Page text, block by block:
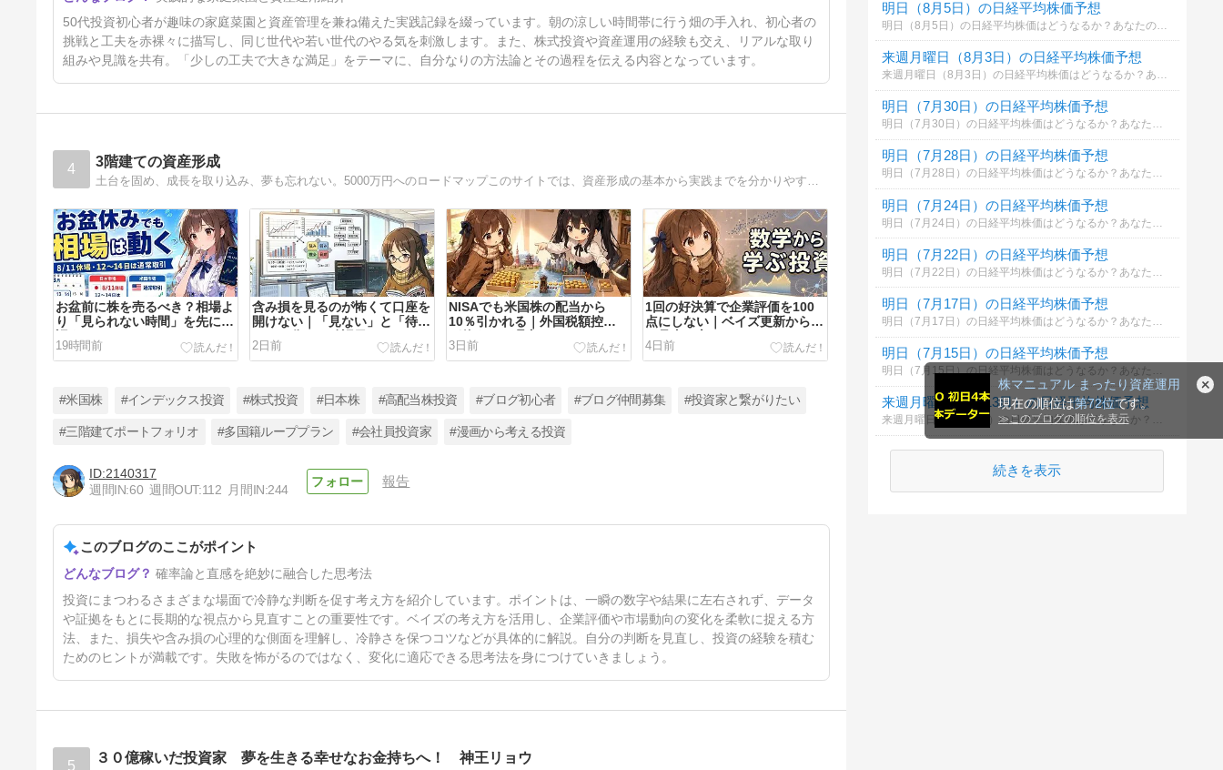
株マニュアル まったり資産運用
現在の順位は第72位です。
≫このブログの順位を表示
50代投資初心者が趣味の家庭菜園と資産管理を兼ね備えた実践記録を綴っています。朝の涼しい時間帯に行う畑の手入れ、初心者の
挑戦と工夫を赤裸々に描写し、同じ世代や若い世代のやる気を刺激します。また、株式投資や資産運用の経験も交え、リアルな取り
組みや見識を共有。「少しの工夫で大きな満足」をテーマに、自分なりの方法論とその過程を伝える内容となっています。
4 3階建ての資産形成
お盆前に株を売るべき？相場よ
り「見られない時間」を先に確
認する
19時間前
含み損を見るのが怖くて口座を
開けない｜「見ない」と「待
つ」を分ける確認日
2日前
NISAでも米国株の配当から
10％引かれる｜外国税額控除
が使えない理由
3日前
1回の好決算で企業評価を100
点にしない｜ベイズ更新から学
ぶ見直し方
4日前
【第14回】含み損がつらい理
由と正しい向き合い方
#米国株 #インデックス投資 #株式投資 #日本株 #高配当株投資 #ブログ初心者 #ブログ仲間募集 #投資家と繋がりたい
#三階建てポートフォリオ #多国籍ループプラン #会社員投資家 #漫画から考える投資
2140317
週間IN:60 週間OUT:112 月間IN:244
報告
このブログのここがポイント
確率論と直感を絶妙に融合した思考法
投資にまつわるさまざまな場面で冷静な判断を促す考え方を紹介しています。ポイントは、一瞬の数字や結果に左右されず、データ
や証拠をもとに長期的な視点から見直すことの重要性です。ベイズの考え方を活用し、企業評価や市場動向の変化を柔軟に捉える方
法、また、損失や含み損の心理的な側面を理解し、冷静さを保つコツなどが具体的に解説。自分の判断を見直し、投資の経験を積む
ためのヒントが満載です。失敗を怖がるのではなく、変化に適応できる思考法を身につけていきましょう。
5 ３０億稼いだ投資家 夢を生きる幸せなお金持ちへ！ 神王リョウ
明日（8月5日）の日経平均株価予想
明日（8月5日）の日経平均株価はどうなるか？あなたの御意見を聞かせて下さい。勿論希望や勘でもかまいません。見るだけもＯＫ！
来週月曜日（8月3日）の日経平均株価予想
来週月曜日（8月3日）の日経平均株価はどうなるか？あなたの御意見を聞かせて下さい。勿論希望や勘でもかまいません。見るだけもＯＫ！
明日（7月30日）の日経平均株価予想
明日（7月30日）の日経平均株価はどうなるか？あなたの御意見を聞かせて下さい。勿論希望や勘でもかまいません。見るだけもＯＫ！
明日（7月28日）の日経平均株価予想
明日（7月28日）の日経平均株価はどうなるか？あなたの御意見を聞かせて下さい。勿論希望や勘でもかまいません。見るだけもＯＫ！
明日（7月24日）の日経平均株価予想
明日（7月22日）の日経平均株価予想
明日（7月17日）の日経平均株価予想
明日（7月17日）の日経平均株価はどうなるか？あなたの御意見を聞かせて下さい。勿論希望や勘でもかまいません。見るだけもＯＫ！
明日（7月15日）の日経平均株価予想
明日（7月15日）の日経平均株価はどうなるか？あなたの御意見を聞かせて下さい。勿論希望や勘でもかまいません。見るだけもＯＫ！
来週月曜日（7月13日）の日経平均株価予想
来週月曜日（7月13日）の日経平均株価はどうなるか？あなたの御意見を聞かせて下さい。勿論希望や勘でもかまいません。見るだけもＯＫ！
続きを表示